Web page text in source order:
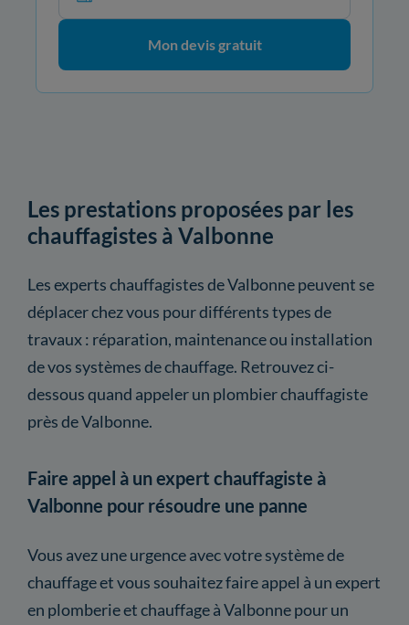
Mon devis gratuit
Les prestations proposées par les
chauffagistes à Valbonne
Les experts chauffagistes de Valbonne peuvent se
déplacer chez vous pour différents types de
travaux : réparation, maintenance ou installation
de vos systèmes de chauffage. Retrouvez ci-
dessous quand appeler un plombier chauffagiste
près de Valbonne.
Faire appel à un expert chauffagiste à
Valbonne pour résoudre une panne
Vous avez une urgence avec votre système de
chauffage et vous souhaitez faire appel à un expert
en plomberie et chauffage à Valbonne pour un